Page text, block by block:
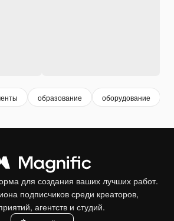
образование оборудование
для создания ваших лучших работ.
подписчиков среди креаторов,
агентств и студий.